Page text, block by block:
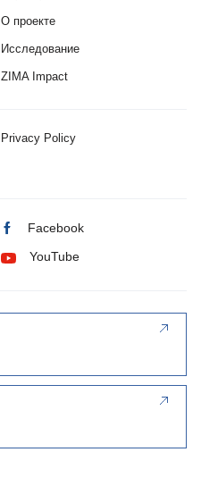
О проекте
Исследование
ZIMA Impact
Privacy Policy
Facebook
YouTube